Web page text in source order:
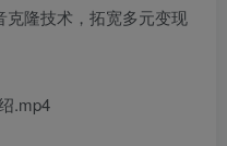
克隆技术，拓宽多元变现
.mp4